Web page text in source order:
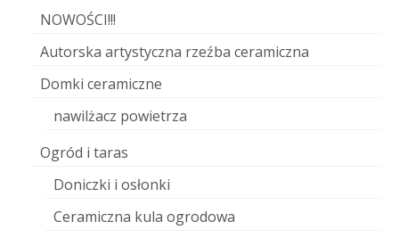
NOWOŚCI!!!
Autorska artystyczna rzeźba ceramiczna
Domki ceramiczne
nawilżacz powietrza
Ogród i taras
Doniczki i osłonki
Ceramiczna kula ogrodowa